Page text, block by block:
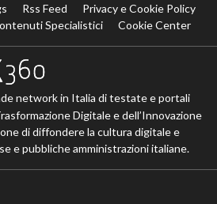
Rss Feed
Privacy e Cookie Policy
Specialistici
Cookie Center
network in Italia di testate e portali
Digitale e dell’Innovazione
di diffondere la cultura digitale e
e pubbliche amministrazioni italiane.